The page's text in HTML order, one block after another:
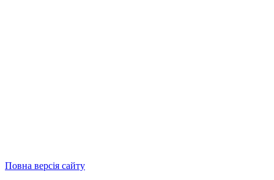
Повна версія сайту